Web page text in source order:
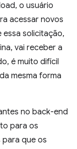
o usuário
acessar novos
essa solicitação,
vai receber a
é muito difícil
mesma forma
no back-end
para os
para que os